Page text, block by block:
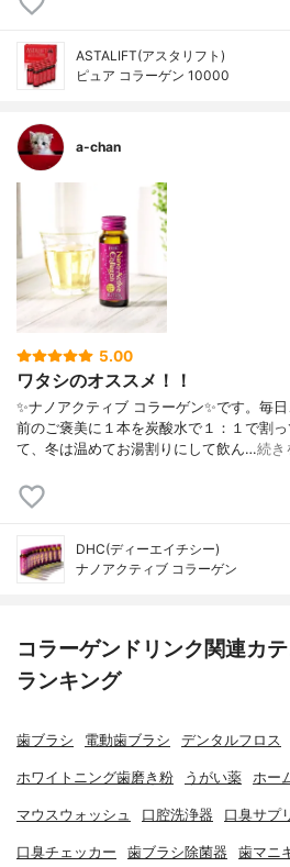
ASTALIFT(アスタリフト)
ピュア コラーゲン 10000
a-chan
5.00
ワタシのオススメ！！
✨ナノアクティブ コラーゲン✨です。毎
前のご褒美に１本を炭酸水で１：１で割
て、冬は温めてお湯割りにして飲ん…続き
DHC(ディーエイチシー)
ナノアクティブ コラーゲン
コラーゲンドリンク関連カ
ランキング
歯ブラシ 電動歯ブラシ デンタルフロス
ホワイトニング歯磨き粉 うがい薬 ホー
マウスウォッシュ 口腔洗浄器 口臭サプ
口臭チェッカー 歯ブラシ除菌器 歯マニ